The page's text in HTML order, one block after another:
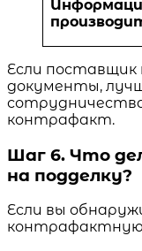
Если
документы,
контрафакт.
Шаг 6. Что
на подделку?
Если вы